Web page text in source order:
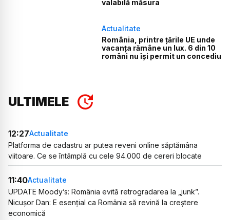
valabilă măsura
Actualitate
România, printre țările UE unde
vacanța rămâne un lux. 6 din 10
români nu își permit un concediu
ULTIMELE
12:27Actualitate
Platforma de cadastru ar putea reveni online săptămâna
viitoare. Ce se întâmplă cu cele 94.000 de cereri blocate
11:40Actualitate
UPDATE Moody’s: România evită retrogradarea la „junk”.
Nicușor Dan: E esențial ca România să revină la creștere
economică